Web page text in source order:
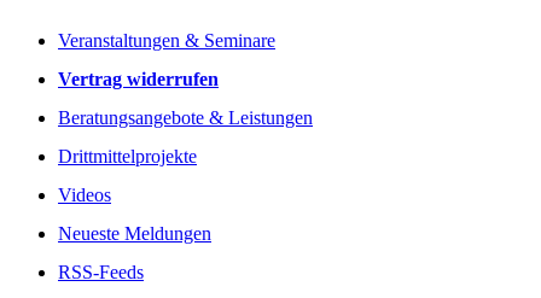
Veranstaltungen & Seminare
Vertrag widerrufen
Beratungsangebote & Leistungen
Drittmittelprojekte
Videos
Neueste Meldungen
RSS-Feeds